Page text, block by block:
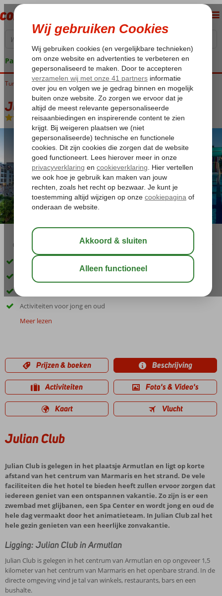
Pakketgarantie
Home
Turkije Egeische kust Marmaris Armutalan Julian Club
Julian Club
All Inclusive- Hotel
03:30 aug 33°C
Gelegen in het centrum van Armutlan
Zwembad met glijbanen
Activiteiten voor jong en oud
Meer lezen
Prijzen & boeken Beschrijving
Activiteiten Foto's & Video's
Kaart Vlucht
Julian Club
Julian Club is gelegen in het plaatsje Armutlan en ligt op korte
afstand van het centrum van Marmaris en het strand. De vele
faciliteiten die het hotel te bieden heeft zullen ervoor zorgen dat
iedereen geniet van een ontspannen vakantie. Zo zijn is er een
zwembad met glijbanen, een Spa Center en wordt jong en oud de
hele dag vermaakt door het animatieteam. In Julian Club zal het
hele gezin genieten van een heerlijke zonvakantie.
Ligging: Julian Club in Armutlan
Julian Club is gelegen in het centrum van Armutlan en op ongeveer 1,5
kilometer van het centrum van Marmaris en het openbare strand. In de
directe omgeving vind je tal van winkels, restaurants, bars en een
bushalte.